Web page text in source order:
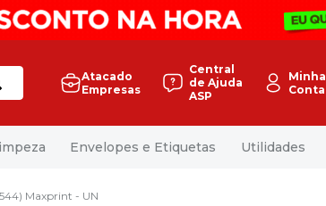
Atacado
Empresas
Central
de Ajuda
ASP
Minha
Conta
Envelopes e Etiquetas Utilidades
Maxprint - UN